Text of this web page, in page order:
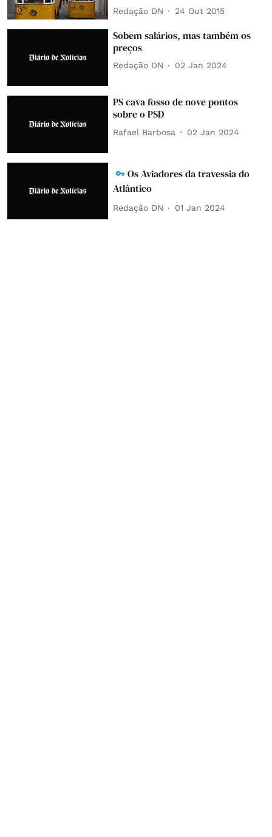
Redação DN 24 Out 2015
Sobem salários, mas também os
preços
Redação DN 02 Jan 2024
PS cava fosso de nove pontos
sobre o PSD
Rafael Barbosa 02 Jan 2024
Os Aviadores da travessia do
Atlântico
Redação DN 01 Jan 2024